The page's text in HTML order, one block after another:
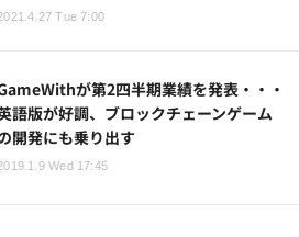
Tue 7:00
が第2四半期業績を発表・・・
語版が好調、ブロックチェーンゲーム
開発にも乗り出す
Wed 17:45